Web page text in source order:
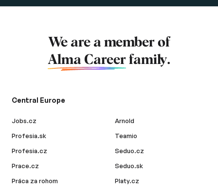
We are a member of
Alma Career family.
Central Europe
Jobs.cz
Profesia.sk
Profesia.cz
Prace.cz
Práca za rohom
Arnold
Teamio
Seduo.cz
Seduo.sk
Platy.cz